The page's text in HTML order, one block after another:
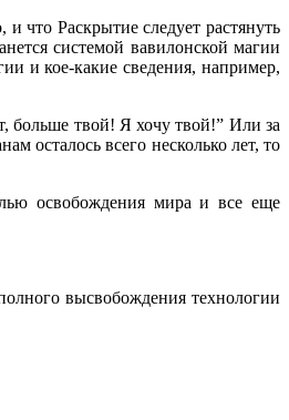
что Раскрытие следует растянуть
системой вавилонской магии
и кое-какие сведения, например,
больше твой! Я хочу твой!” Или за
осталось всего несколько лет, то
освобождения мира и все еще
высвобождения технологии